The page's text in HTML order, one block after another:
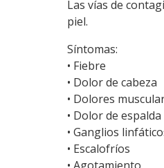
LinkLas vías de
piel.
Síntomas:
• Fiebre
• Dolor de cabeza
• Dolores
• Dolor de espalda
• Ganglios
• Escalofríos